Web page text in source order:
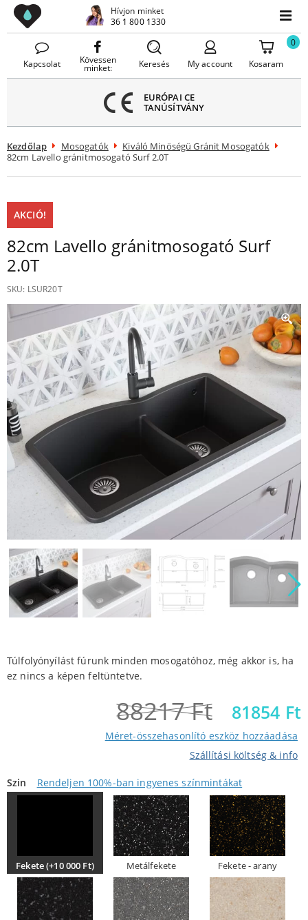
Lavello Mosogatók
Hívjon minket
36 1 800 1330
Kapcsolat Kövessen
minket: Keresés My account Kosaram
0
EURÓPAI CE
TANÚSÍTVÁNY
Kezdőlap Mosogatók
Kiváló Minöségü Gránit Mosogatók
82cm Lavello gránitmosogató Surf 2.0T
82cm Lavello gránitmosogató Surf
2.0T
AKCIÓ!
SKU: LSUR20T
Túlfolyónyílást fúrunk minden mosogatóhoz, még akkor is, ha
ez nincs a képen feltüntetve.
88217Ft 81854 Ft
Méret-összehasonlító eszköz hozzáadása
Szállítási költség & info
Szin Rendeljen 100%-ban ingyenes színmintákat
Fekete (+10 000 Ft) Metálfekete Fekete - arany